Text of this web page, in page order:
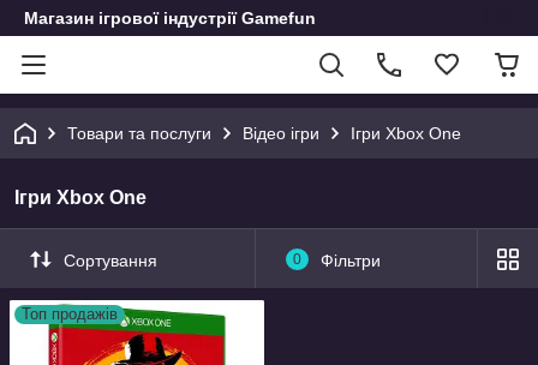
Магазин ігрової індустрії Gamefun
Товари та послуги Відео ігри Ігри Xbox One
Ігри Xbox One
Сортування 0 Фільтри
Топ продажів